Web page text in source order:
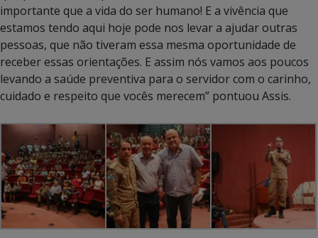
importante que a vida do ser humano! E a vivência que
estamos tendo aqui hoje pode nos levar a ajudar outras
pessoas, que não tiveram essa mesma oportunidade de
receber essas orientações. E assim nós vamos aos poucos
levando a saúde preventiva para o servidor com o carinho,
cuidado e respeito que vocês merecem” pontuou Assis.